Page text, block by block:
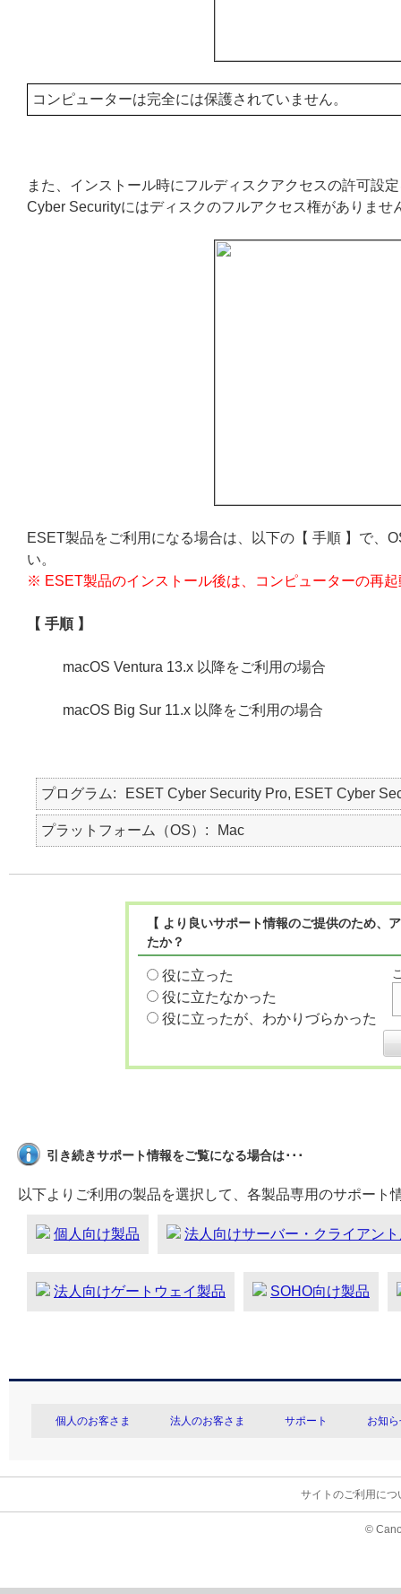
コンピューターは完全には保護されていません。
また、インストール時にフルディスクアクセスの許可設
Cyber Securityにはディスクのフルアクセス権がありま
ESET製品をご利用になる場合は、以下の【 手順 】で、
い。
※ ESET製品のインストール後は、コンピューターの再
【 手順 】
macOS Ventura 13.x 以降をご利用の場合
macOS Big Sur 11.x 以降をご利用の場合
プログラム ESET Cyber Security Pro, ESET Cyber
プラットフォーム（OS） Mac
【 より良いサポート情報のご提供のため
たか？
役に立った
役に立たなかった
役に立ったが、わかりづらかった
引き続きサポート情報をご覧になる場合は･･･
以下よりご利用の製品を選択して、各製品専用のサポート
個人向け製品 法人向けサーバー・クライアン
法人向けゲートウェイ製品 SOHO向け製品
個人のお客さま 法人のお客さま サポート お知
サイトのご利用につ
©